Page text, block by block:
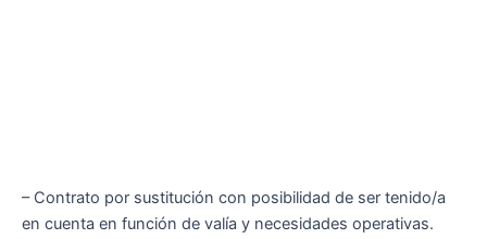
– Contrato por sustitución con posibilidad de ser tenido/a
en cuenta en función de valía y necesidades operativas.